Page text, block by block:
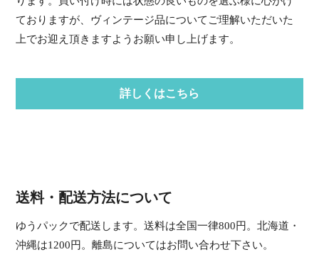
ておりますが、ヴィンテージ品についてご理解いただいた
上でお迎え頂きますようお願い申し上げます。
詳しくはこちら
送料・配送方法について
ゆうパックで配送します。送料は全国一律800円。北海道・
沖縄は1200円。離島についてはお問い合わせ下さい。